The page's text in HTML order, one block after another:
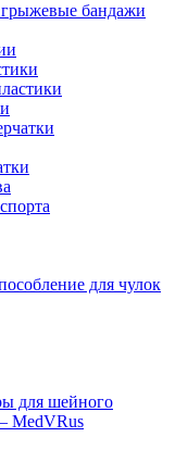
бандажи
для чулок
для шейного
MedVRus